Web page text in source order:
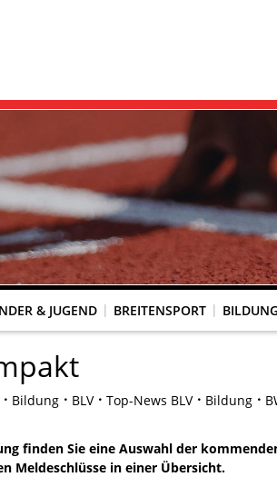
& JUGEND BREITENSPORT BILDUNG
Bildung BLV Top-News BLV Bildung
finden Sie eine Auswahl der
Meldeschlüsse in einer Übersicht.